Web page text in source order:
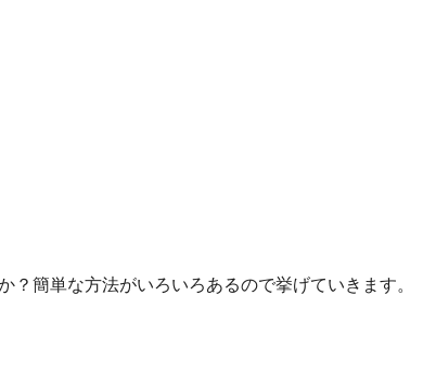
簡単な方法がいろいろあるので挙げていきます。